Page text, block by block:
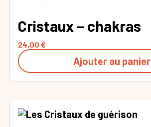
Cristaux – chakras
24,00 €
Ajouter au panier